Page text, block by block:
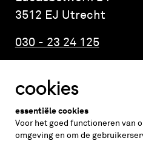
3512 EJ Utrecht
030 - 23 24 125
Altijd weten wat er
vraag de nieuwsbrief
cookies
essentiële cookies
Voor het goed functioneren van
omgeving en om de